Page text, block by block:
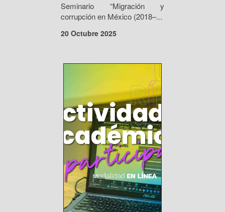
Seminario “Migración y
corrupción en México (2018–...
20 Octubre 2025